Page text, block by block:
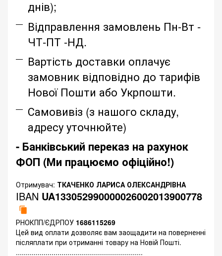
днів);
Відправлення замовлень Пн-Вт -
ЧТ-ПТ -НД.
Вартість доставки оплачує
замовник відповідно до тарифів
Нової Пошти або Укрпошти.
Самовивіз (з нашого складу,
адресу уточнюйте)
- Банківський переказ на рахунок
ФОП (Ми працюємо офіційно!)
Отримувач: ТКАЧЕНКО ЛАРИСА ОЛЕКСАНДРІВНА
IBAN UA133052990000026002013900778
РНОКПП/ЄДРПОУ 1686115269
Цей вид оплати дозволяє вам заощадити на поверненні
післяплати при отриманні товару на Новій Пошті.
................................................................